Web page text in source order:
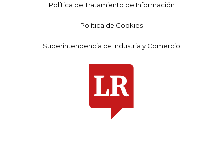
Política de Tratamiento de Información
Política de Cookies
Superintendencia de Industria y Comercio